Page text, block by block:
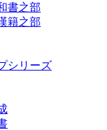
書之部
籍之部
シリーズ